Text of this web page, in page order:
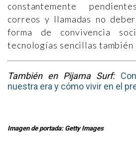
constantemente
correos y llamadas no
forma de convivencia
tecnologías sencillas también
También en Pijama Surf:
nuestra era y cómo vivir en el
Imagen de portada: Getty Images